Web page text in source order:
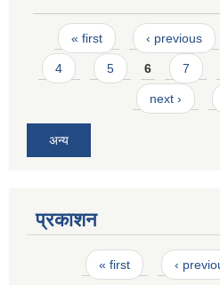
Pages
« first ‹ previous
4 5 6 7
next ›
अन्य
प्रकाशन
Pages« first ‹